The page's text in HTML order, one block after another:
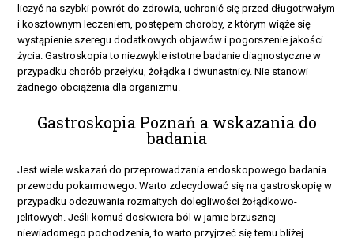
liczyć na szybki powrót do zdrowia, uchronić się przed długotrwałym
i kosztownym leczeniem, postępem choroby, z którym wiąże się
wystąpienie szeregu dodatkowych objawów i pogorszenie jakości
życia. Gastroskopia to niezwykle istotne badanie diagnostyczne w
przypadku chorób przełyku, żołądka i dwunastnicy. Nie stanowi
żadnego obciążenia dla organizmu.
Gastroskopia Poznań a wskazania do
badania
Jest wiele wskazań do przeprowadzania endoskopowego badania
przewodu pokarmowego. Warto zdecydować się na gastroskopię w
przypadku odczuwania rozmaitych dolegliwości żołądkowo-
jelitowych. Jeśli komuś doskwiera ból w jamie brzusznej
niewiadomego pochodzenia, to warto przyjrzeć się temu bliżej.